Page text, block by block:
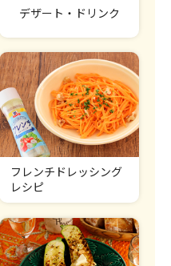
デザート・ドリンク
フレンチドレッシング
レシピ